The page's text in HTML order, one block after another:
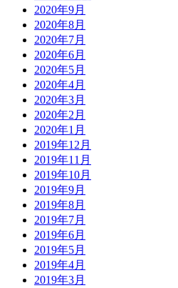
2020年9月
2020年8月
2020年7月
2020年6月
2020年5月
2020年4月
2020年3月
2020年2月
2020年1月
2019年12月
2019年11月
2019年10月
2019年9月
2019年8月
2019年7月
2019年6月
2019年5月
2019年4月
2019年3月